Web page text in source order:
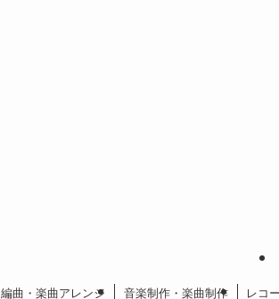
編曲・楽曲アレンジ 音楽制作・楽曲制作 レコ